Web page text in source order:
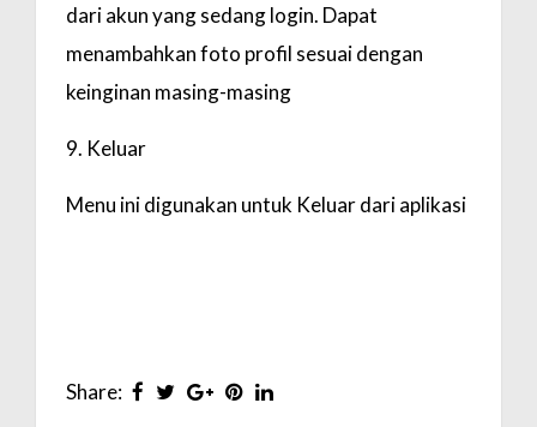
dari akun yang sedang login. Dapat
menambahkan foto profil sesuai dengan
keinginan masing-masing
9. Keluar
Menu ini digunakan untuk Keluar dari aplikasi
Share: